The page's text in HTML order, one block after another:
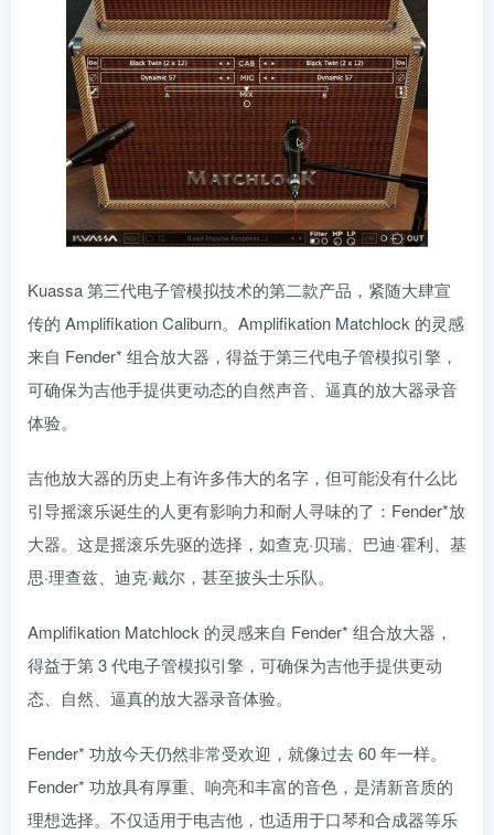
Kuassa 第三代电子管模拟技术的第二款产品，紧随大肆宣
传的 Amplifikation Caliburn。Amplifikation Matchlock 的灵感
来自 Fender* 组合放大器，得益于第三代电子管模拟引擎，
可确保为吉他手提供更动态的自然声音、逼真的放大器录音
体验。
吉他放大器的历史上有许多伟大的名字，但可能没有什么比
引导摇滚乐诞生的人更有影响力和耐人寻味的了：Fender*放
大器。这是摇滚乐先驱的选择，如查克·贝瑞、巴迪·霍利、基
思·理查兹、迪克·戴尔，甚至披头士乐队。
Amplifikation Matchlock 的灵感来自 Fender* 组合放大器，
得益于第 3 代电子管模拟引擎，可确保为吉他手提供更动
态、自然、逼真的放大器录音体验。
Fender* 功放今天仍然非常受欢迎，就像过去 60 年一样。
Fender* 功放具有厚重、响亮和丰富的音色，是清新音质的
理想选择。不仅适用于电吉他，也适用于口琴和合成器等乐